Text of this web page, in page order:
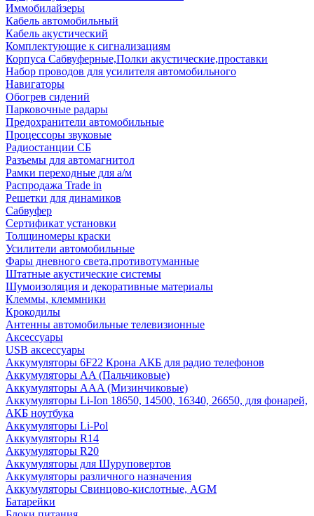
Иммобилайзеры
Кабель автомобильный
Кабель акустический
Комплектующие к сигнализациям
Корпуса Сабвуферные,Полки акустические,проставки
Набор проводов для усилителя автомобильного
Навигаторы
Обогрев сидений
Парковочные радары
Предохранители автомобильные
Процессоры звуковые
Радиостанции СБ
Разъемы для автомагнитол
Рамки переходные для а/м
Распродажа Trade in
Решетки для динамиков
Сабвуфер
Сертификат установки
Толщиномеры краски
Усилители автомобильные
Фары дневного света,противотуманные
Штатные акустические системы
Шумоизоляция и декоративные материалы
Клеммы, клеммники
Крокодилы
Антенны автомобильные телевизионные
Аксессуары
USB аксессуары
Аккумуляторы 6F22 Крона АКБ для радио телефонов
Аккумуляторы AA (Пальчиковые)
Аккумуляторы AAA (Мизинчиковые)
Аккумуляторы Li-Ion 18650, 14500, 16340, 26650, для фонарей,
АКБ ноутбука
Аккумуляторы Li-Pol
Аккумуляторы R14
Аккумуляторы R20
Аккумуляторы для Шуруповертов
Аккумуляторы различного назначения
Аккумуляторы Свинцово-кислотные, AGM
Батарейки